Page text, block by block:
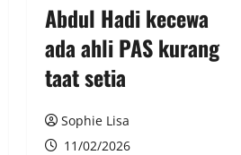
Abdul Hadi kecewa
ada ahli PAS kurang
taat setia
Sophie Lisa
11/02/2026